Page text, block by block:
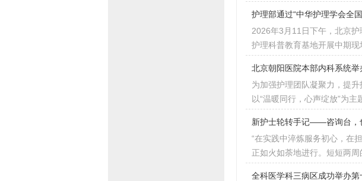
护理部通过“中华护理学会全
2026年3月11日下午，北京
护理科普教育基地开展中期
北京朝阳医院本部内科系统
为加强护理团队凝聚力，提
以“温暖同行，心声绽放”为
新护士轮转手记——咨询台，
“在实践中淬炼服务初心，在
正如火如荼地进行。短短两
全科医学科三病区成功举办